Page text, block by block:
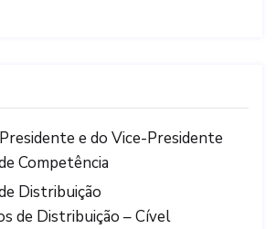
e do Vice-Presidente
Competência
Distribuição
de Distribuição – Cível